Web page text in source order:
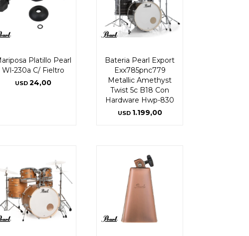
Platillo Pearl
Wl-230a C/ Fieltro
USD 24,00
Bateria Pearl Export
Exx785pnc779
Metallic Amethyst
Twist 5c B18 Con
Hardware Hwp-830
USD 1.199,00